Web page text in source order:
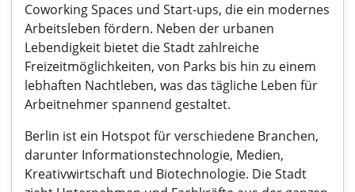
Coworking Spaces und Start-ups, die ein modernes
Arbeitsleben fördern. Neben der urbanen
Lebendigkeit bietet die Stadt zahlreiche
Freizeitmöglichkeiten, von Parks bis hin zu einem
lebhaften Nachtleben, was das tägliche Leben für
Arbeitnehmer spannend gestaltet.
Berlin ist ein Hotspot für verschiedene Branchen,
darunter Informationstechnologie, Medien,
Kreativwirtschaft und Biotechnologie. Die Stadt